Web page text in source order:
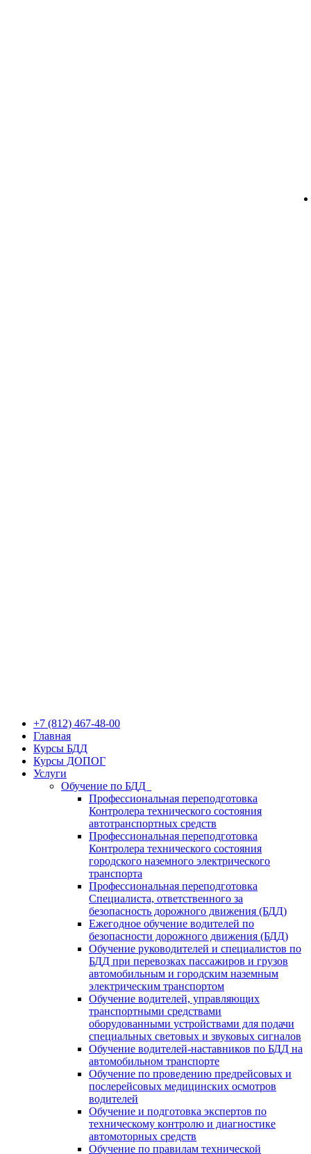
+7 (812) 467-48-00
Главная
Курсы БДД
Курсы ДОПОГ
Услуги
Обучение по БДД
Профессиональная переподготовка
Контролера технического состояния
автотранспортных средств
Профессиональная переподготовка
Контролера технического состояния
городского наземного электрического
транспорта
Профессиональная переподготовка
Специалиста, ответственного за
безопасность дорожного движения (БДД)
Ежегодное обучение водителей по
безопасности дорожного движения (БДД)
Обучение руководителей и специалистов по
БДД при перевозках пассажиров и грузов
автомобильным и городским наземным
электрическим транспортом
Обучение водителей, управляющих
транспортными средствами
оборудованными устройствами для подачи
специальных световых и звуковых сигналов
Обучение водителей-наставников по БДД на
автомобильном транспорте
Обучение по проведению предрейсовых и
послерейсовых медицинских осмотров
водителей
Обучение и подготовка экспертов по
техническому контролю и диагностике
автомоторных средств
Обучение по правилам технической